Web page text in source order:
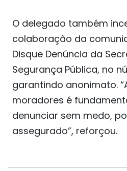
O delegado também
colaboração da
Disque Denúncia da
Segurança Pública, no
garantindo anonimato.
moradores é
denunciar sem medo,
assegurado”, reforçou.